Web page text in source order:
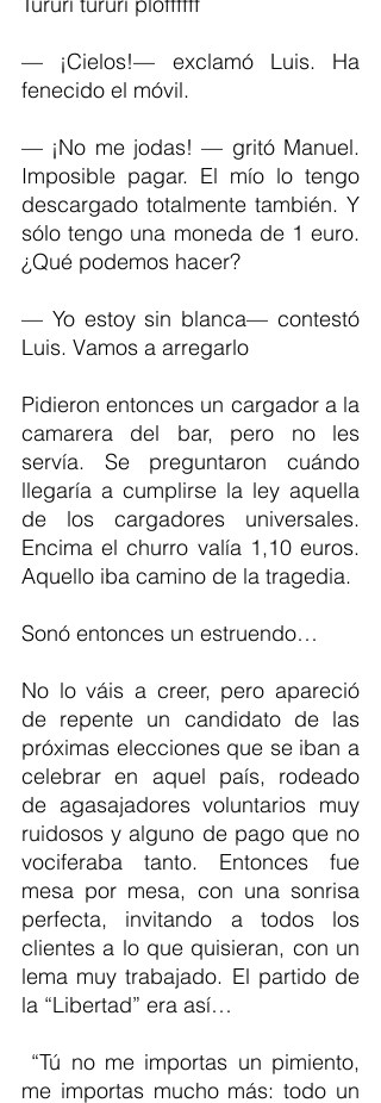
— ¡Cielos!— exclamó Luis. Ha
fenecido el móvil.
— ¡No me jodas! — gritó Manuel.
Imposible pagar. El mío lo tengo
descargado totalmente también. Y
sólo tengo una moneda de 1 euro.
¿Qué podemos hacer?
— Yo estoy sin blanca— contestó
Luis. Vamos a arregarlo
Pidieron entonces un cargador a la
camarera del bar, pero no les
servía. Se preguntaron cuándo
llegaría a cumplirse la ley aquella
de los cargadores universales.
Encima el churro valía 1,10 euros.
Aquello iba camino de la tragedia.
Sonó entonces un estruendo…
No lo váis a creer, pero apareció
de repente un candidato de las
próximas elecciones que se iban a
celebrar en aquel país, rodeado
de agasajadores voluntarios muy
ruidosos y alguno de pago que no
vociferaba tanto. Entonces fue
mesa por mesa, con una sonrisa
perfecta, invitando a todos los
clientes a lo que quisieran, con un
lema muy trabajado. El partido de
la “Libertad” era así…
“Tú no me importas un pimiento,
me importas mucho más: todo un